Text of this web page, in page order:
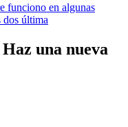
funciono en algunas
dos última
una nueva